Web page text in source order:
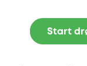
Start